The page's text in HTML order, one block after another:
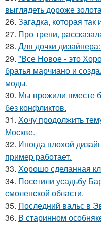
выглядеть дороже
26. Загадка, которая так
27. Про трени,
28. Для дочки
29. "Все Новое - это
братья марчиано и
моды.
30. Мы прожили вместе
без конфликтов.
31. Хочу продолжить
Москве.
32. Иногда плохой
пример работает.
33. Хорошо сделанная
34. Посетили усадьбу
смоленской области.
35. Последний вальс в
36. В старинном